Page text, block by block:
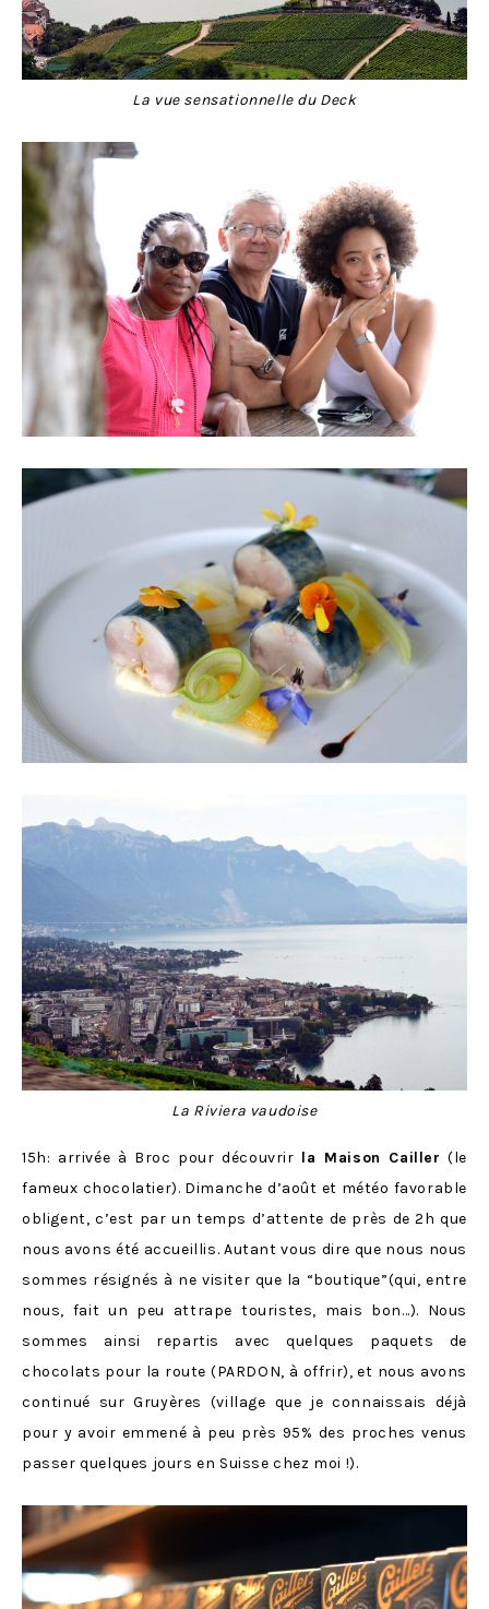
La vue sensationnelle du Deck
La Riviera vaudoise
15h: arrivée à Broc pour découvrir la Maison Cailler (le
fameux chocolatier). Dimanche d’août et météo favorable
obligent, c’est par un temps d’attente de près de 2h que
nous avons été accueillis. Autant vous dire que nous nous
sommes résignés à ne visiter que la “boutique”(qui, entre
nous, fait un peu attrape touristes, mais bon…). Nous
sommes ainsi repartis avec quelques paquets de
chocolats pour la route (PARDON, à offrir), et nous avons
continué sur Gruyères (village que je connaissais déjà
pour y avoir emmené à peu près 95% des proches venus
passer quelques jours en Suisse chez moi !).